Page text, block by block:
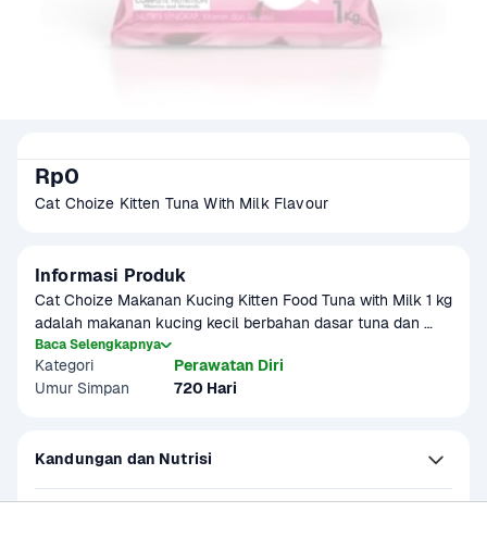
Rp0
Cat Choize Kitten Tuna With Milk Flavour
Informasi Produk
Cat Choize Makanan Kucing Kitten Food Tuna with Milk 1 kg
adalah makanan kucing kecil berbahan dasar tuna dan
susu yang dirancang khusus untuk mendukung
pertumbuhan optimal anak kucing. Kaya akan protein,
kalsium, dan nutrisi penting lainnya, dry food ini membantu
dikunyah, sesuai untuk mulut kecil anak kucing. Cat Choize
kebutuhan nutrisi harian kucing usia dini.
Baca Selengkapnya
Kategori
Perawatan Diri
Umur Simpan
720 Hari
Kandungan dan Nutrisi